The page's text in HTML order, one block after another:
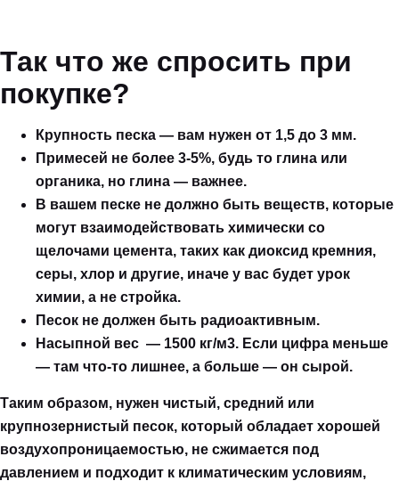
Так что же спросить при
покупке?
Крупность песка — вам нужен от 1,5 до 3 мм.
Примесей не более 3-5%, будь то глина или
органика, но глина — важнее.
В вашем песке не должно быть веществ, которые
могут взаимодействовать химически со
щелочами цемента, таких как диоксид кремния,
серы, хлор и другие, иначе у вас будет урок
химии, а не стройка.
Песок не должен быть радиоактивным.
Насыпной вес — 1500 кг/м3. Если цифра меньше
— там что-то лишнее, а больше — он сырой.
Таким образом, нужен чистый, средний или
крупнозернистый песок, который обладает хорошей
воздухопроницаемостью, не сжимается под
давлением и подходит к климатическим условиям,